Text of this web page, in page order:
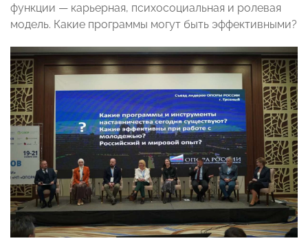
функции — карьерная, психосоциальная и ролевая
модель. Какие программы могут быть эффективными?